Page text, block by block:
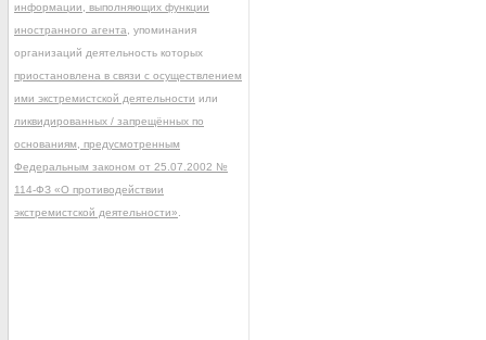
информации, выполняющих функции
иностранного агента , упоминания
организаций деятельность которых
приостановлена в связи с осуществлением
ими экстремистской деятельности или
ликвидированных / запрещённых по
основаниям, предусмотренным
Федеральным законом от 25.07.2002 №
114-ФЗ «О противодействии
экстремистской деятельности»